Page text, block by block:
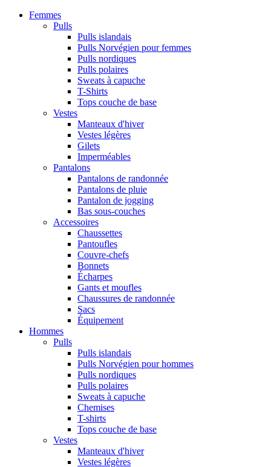
Femmes
Pulls
Pulls islandais
Pulls Norvégien pour femmes
Pulls nordiques
Pulls polaires
Sweats à capuche
T-Shirts
Tops couche de base
Vestes
Manteaux d'hiver
Vestes légères
Gilets
Imperméables
Pantalons
Pantalons de randonnée
Pantalons de pluie
Pantalon de jogging
Bas sous-couches
Accessoires
Chaussettes
Pantoufles
Couvre-chefs
Bonnets
Écharpes
Gants et moufles
Chaussures de randonnée
Sacs
Équipement
Hommes
Pulls
Pulls islandais
Pulls Norvégien pour hommes
Pulls nordiques
Pulls polaires
Sweats à capuche
Chemises
T-shirts
Tops couche de base
Vestes
Manteaux d'hiver
Vestes légères